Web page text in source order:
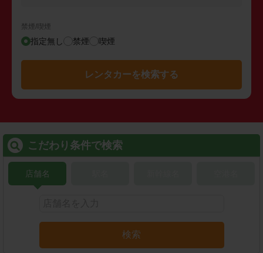
禁煙/喫煙
指定無し 禁煙 喫煙
レンタカーを検索する
こだわり条件で検索
店舗名
検索